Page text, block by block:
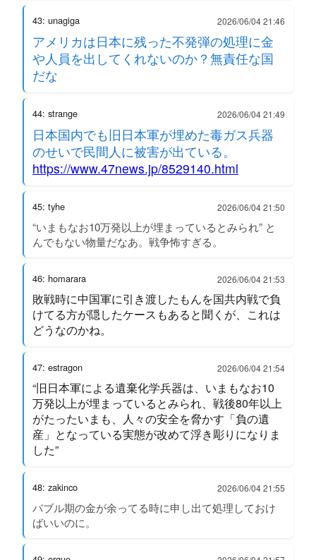
43: unagiga 2026/06/04 21:46
アメリカは日本に残った不発弾の処理に金
や人員を出してくれないのか？無責任な国
だな
44: strange 2026/06/04 21:49
日本国内でも旧日本軍が埋めた毒ガス兵器
のせいで民間人に被害が出ている。
https://www.47news.jp/8529140.html
45: tyhe 2026/06/04 21:50
“いまもなお10万発以上が埋まっているとみられ” と
んでもない物量だなあ。戦争怖すぎる。
46: homarara 2026/06/04 21:53
敗戦時に中国軍に引き渡したもんを国共内戦で負
けてる方が隠したケースもあると聞くが、これは
どうなのかね。
47: estragon 2026/06/04 21:54
“旧日本軍による遺棄化学兵器は、いまもなお10
万発以上が埋まっているとみられ、戦後80年以上
がたったいまも、人々の安全を脅かす「負の遺
産」となっている実態が改めて浮き彫りになりま
した”
48: zakinco 2026/06/04 21:55
バブル期の金が余ってる時に申し出て処理しておけ
ばいいのに。